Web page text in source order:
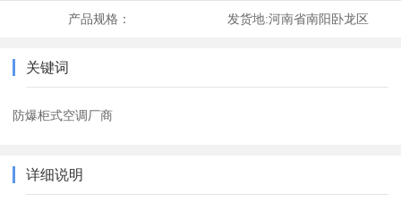
产品规格： 发货地:河南省南阳卧龙区
关键词
防爆柜式空调厂商
详细说明